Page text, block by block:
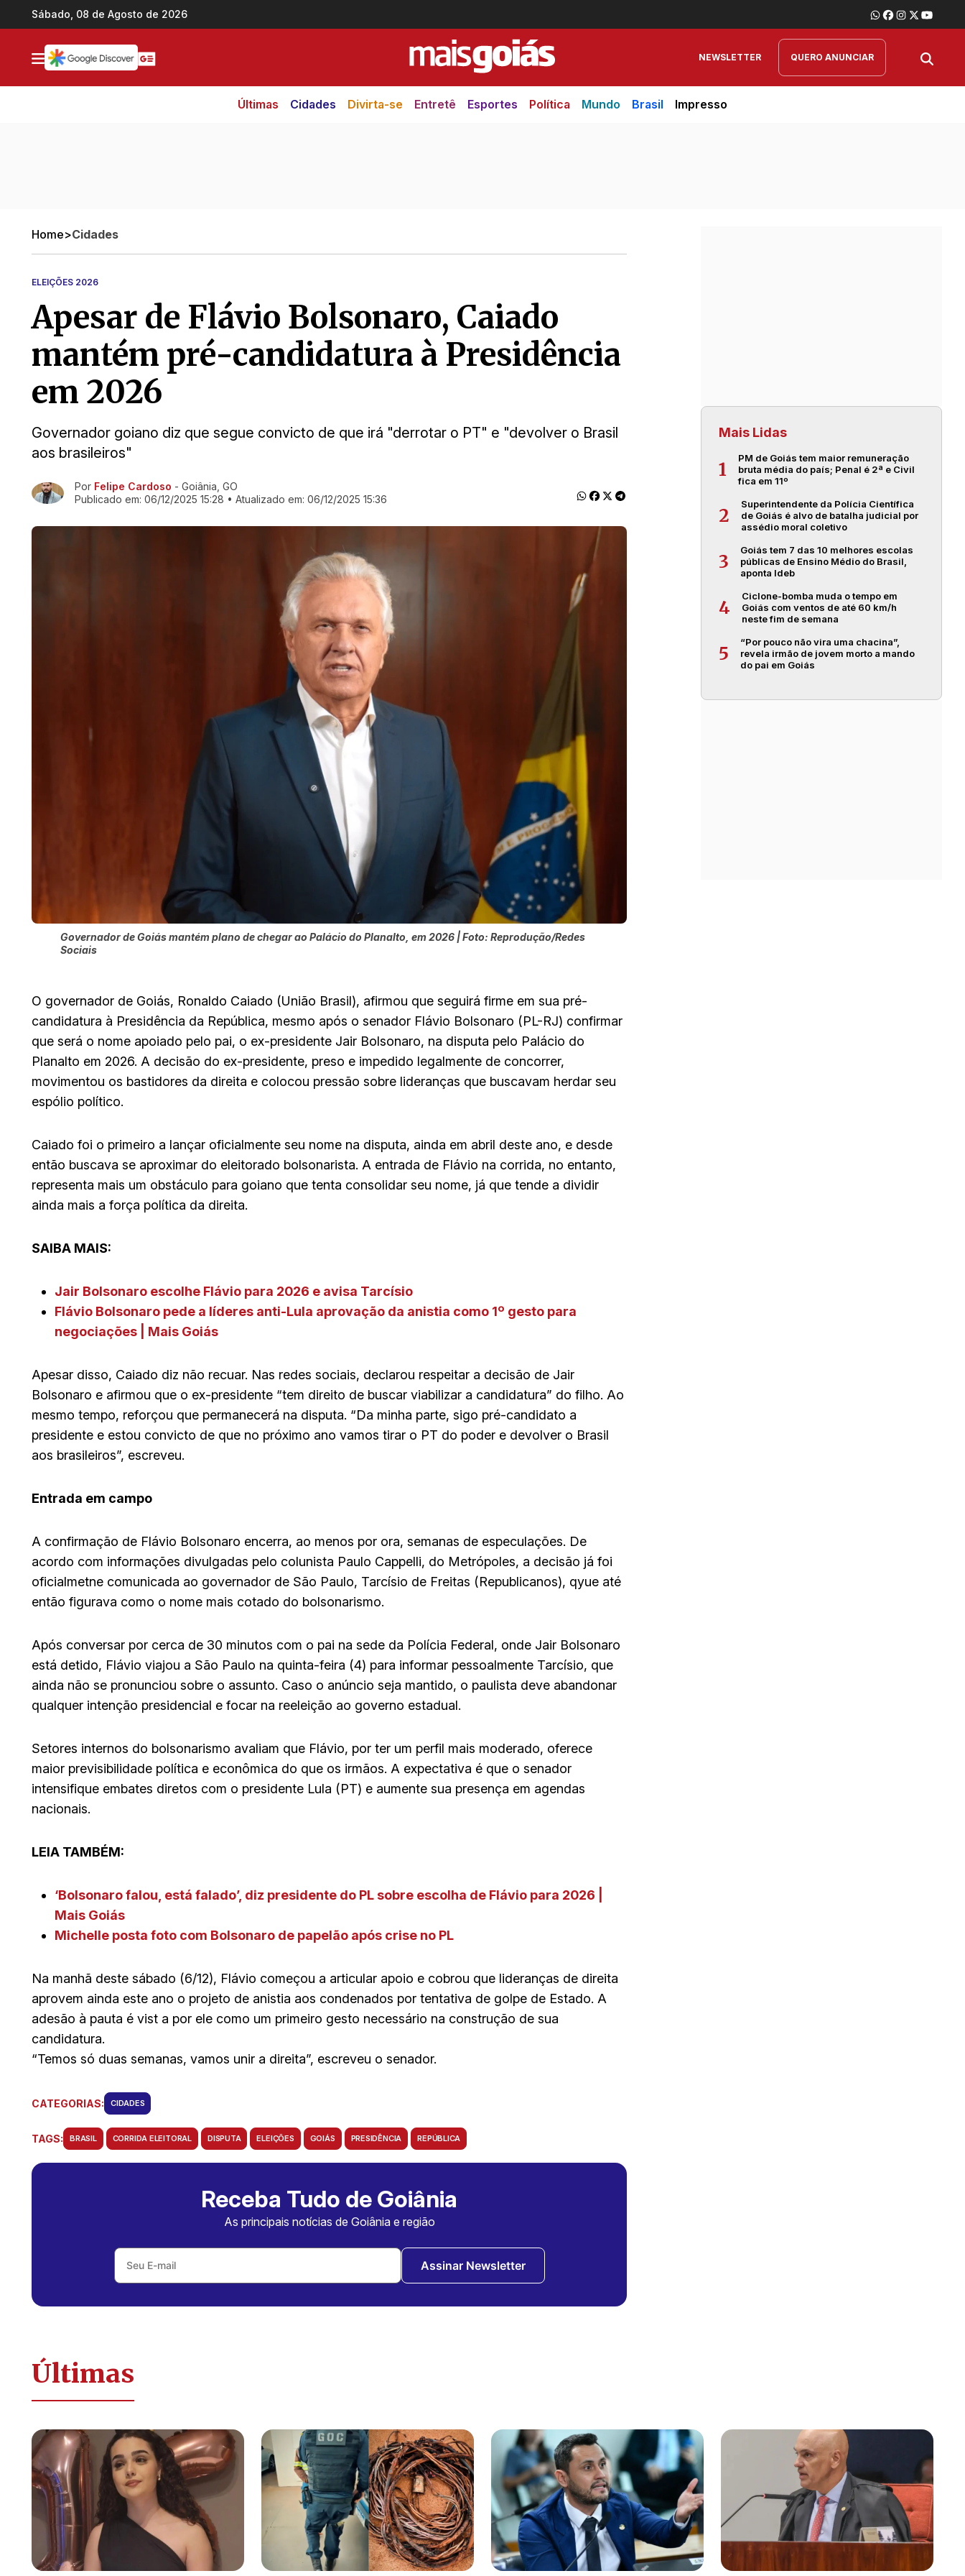
Ir direto pro conteúdo
Sábado, 08 de Agosto de 2026
NEWSLETTER QUERO ANUNCIAR
Últimas Cidades Divirta-se Entretê Esportes Política Mundo Brasil Impresso
Home>Cidades
ELEIÇÕES 2026
Apesar de Flávio Bolsonaro, Caiado
mantém pré-candidatura à Presidência
em 2026
Governador goiano diz que segue convicto de que irá "derrotar o PT" e "devolver o Brasil
aos brasileiros"
Ir direto pra matéria
Por Felipe Cardoso - Goiânia, GO
Publicado em: 06/12/2025 15:28 • Atualizado em: 06/12/2025 15:36
Governador de Goiás mantém plano de chegar ao Palácio do Planalto, em 2026 | Foto: Reprodução/Redes
Sociais
O governador de Goiás, Ronaldo Caiado (União Brasil), afirmou que seguirá firme em sua pré-
candidatura à Presidência da República, mesmo após o senador Flávio Bolsonaro (PL-RJ) confirmar
que será o nome apoiado pelo pai, o ex-presidente Jair Bolsonaro, na disputa pelo Palácio do
Planalto em 2026. A decisão do ex-presidente, preso e impedido legalmente de concorrer,
movimentou os bastidores da direita e colocou pressão sobre lideranças que buscavam herdar seu
espólio político.
Caiado foi o primeiro a lançar oficialmente seu nome na disputa, ainda em abril deste ano, e desde
então buscava se aproximar do eleitorado bolsonarista. A entrada de Flávio na corrida, no entanto,
representa mais um obstáculo para goiano que tenta consolidar seu nome, já que tende a dividir
ainda mais a força política da direita.
SAIBA MAIS:
Jair Bolsonaro escolhe Flávio para 2026 e avisa Tarcísio
Flávio Bolsonaro pede a líderes anti-Lula aprovação da anistia como 1º gesto para
negociações | Mais Goiás
Apesar disso, Caiado diz não recuar. Nas redes sociais, declarou respeitar a decisão de Jair
Bolsonaro e afirmou que o ex-presidente “tem direito de buscar viabilizar a candidatura” do filho. Ao
mesmo tempo, reforçou que permanecerá na disputa. “Da minha parte, sigo pré-candidato a
presidente e estou convicto de que no próximo ano vamos tirar o PT do poder e devolver o Brasil
aos brasileiros”, escreveu.
Entrada em campo
A confirmação de Flávio Bolsonaro encerra, ao menos por ora, semanas de especulações. De
acordo com informações divulgadas pelo colunista Paulo Cappelli, do Metrópoles, a decisão já foi
oficialmetne comunicada ao governador de São Paulo, Tarcísio de Freitas (Republicanos), qyue até
então figurava como o nome mais cotado do bolsonarismo.
Após conversar por cerca de 30 minutos com o pai na sede da Polícia Federal, onde Jair Bolsonaro
está detido, Flávio viajou a São Paulo na quinta-feira (4) para informar pessoalmente Tarcísio, que
ainda não se pronunciou sobre o assunto. Caso o anúncio seja mantido, o paulista deve abandonar
qualquer intenção presidencial e focar na reeleição ao governo estadual.
Setores internos do bolsonarismo avaliam que Flávio, por ter um perfil mais moderado, oferece
maior previsibilidade política e econômica do que os irmãos. A expectativa é que o senador
intensifique embates diretos com o presidente Lula (PT) e aumente sua presença em agendas
nacionais.
LEIA TAMBÉM:
‘Bolsonaro falou, está falado’, diz presidente do PL sobre escolha de Flávio para 2026 |
Mais Goiás
Michelle posta foto com Bolsonaro de papelão após crise no PL
Na manhã deste sábado (6/12), Flávio começou a articular apoio e cobrou que lideranças de direita
aprovem ainda este ano o projeto de anistia aos condenados por tentativa de golpe de Estado. A
adesão à pauta é vist a por ele como um primeiro gesto necessário na construção de sua
candidatura.
“Temos só duas semanas, vamos unir a direita”, escreveu o senador.
CATEGORIAS: CIDADES
TAGS: BRASIL CORRIDA ELEITORAL DISPUTA ELEIÇÕES GOIÁS PRESIDÊNCIA REPÚBLICA
Receba Tudo de Goiânia
As principais notícias de Goiânia e região
Assinar Newsletter
Mais Lidas
1
PM de Goiás tem maior remuneração
bruta média do país; Penal é 2ª e Civil
fica em 11º
2
Superintendente da Polícia Científica
de Goiás é alvo de batalha judicial por
assédio moral coletivo
3
Goiás tem 7 das 10 melhores escolas
públicas de Ensino Médio do Brasil,
aponta Ideb
4
Ciclone-bomba muda o tempo em
Goiás com ventos de até 60 km/h
neste fim de semana
5
“Por pouco não vira uma chacina”,
revela irmão de jovem morto a mando
do pai em Goiás
Últimas